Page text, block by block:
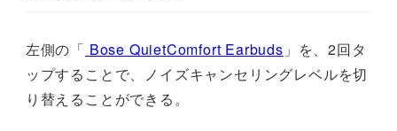
左側の「 Bose QuietComfort Earbuds 」を、2回タ
ップすることで、ノイズキャンセリングレベルを切
り替えることができる。